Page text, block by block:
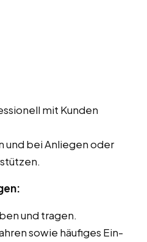
mit Kunden
und bei Anliegen oder
und tragen.
sowie häufiges Ein-